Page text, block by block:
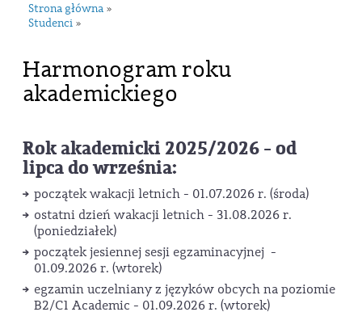
Strona główna »
Studenci »
Harmonogram roku
akademickiego
Rok akademicki 2025/2026 - od
lipca do września:
początek wakacji letnich - 01.07.2026 r. (środa)
ostatni dzień wakacji letnich - 31.08.2026 r.
(poniedziałek)
początek jesiennej sesji egzaminacyjnej -
01.09.2026 r. (wtorek)
egzamin uczelniany z języków obcych na poziomie
B2/C1 Academic - 01.09.2026 r. (wtorek)